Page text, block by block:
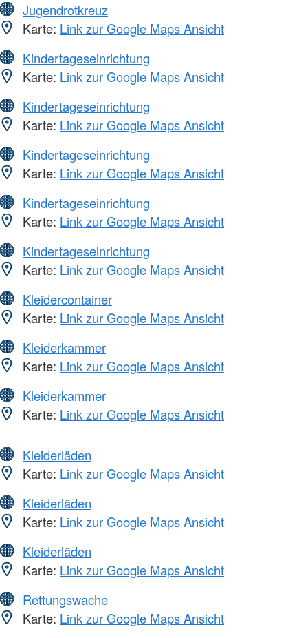
Jugendrotkreuz
Karte: Link zur Google Maps Ansicht
Kindertageseinrichtung
Karte: Link zur Google Maps Ansicht
Kindertageseinrichtung
Karte: Link zur Google Maps Ansicht
Kindertageseinrichtung
Karte: Link zur Google Maps Ansicht
Kindertageseinrichtung
Karte: Link zur Google Maps Ansicht
Kindertageseinrichtung
Karte: Link zur Google Maps Ansicht
Kleidercontainer
Karte: Link zur Google Maps Ansicht
Kleiderkammer
Karte: Link zur Google Maps Ansicht
Kleiderkammer
Karte: Link zur Google Maps Ansicht
Kleiderläden
Karte: Link zur Google Maps Ansicht
Kleiderläden
Karte: Link zur Google Maps Ansicht
Kleiderläden
Karte: Link zur Google Maps Ansicht
Rettungswache
Karte: Link zur Google Maps Ansicht